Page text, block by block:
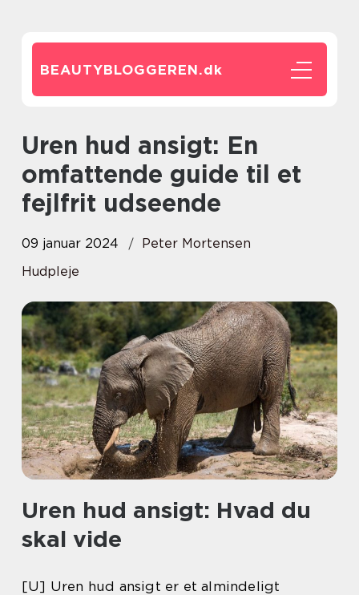
BEAUTYBLOGGEREN.dk
Uren hud ansigt: En
omfattende guide til et
fejlfrit udseende
09 januar 2024
Peter Mortensen
Hudpleje
Uren hud ansigt: Hvad du
skal vide
[U] Uren hud ansigt er et almindeligt